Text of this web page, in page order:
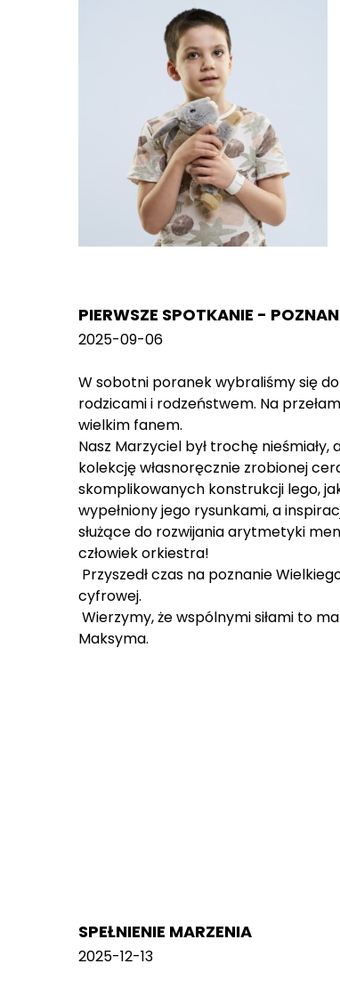
PIERWSZE SPOTKANIE -
2025-09-06
W sobotni poranek wybraliśmy się
rodzicami i rodzeństwem. Na
wielkim fanem.
Nasz Marzyciel był trochę
kolekcję własnoręcznie zrobionej
skomplikowanych konstrukcji lego,
wypełniony jego rysunkami, a
służące do rozwijania arytmetyki
człowiek orkiestra!
Przyszedł czas na poznanie
cyfrowej.
Wierzymy, że wspólnymi siłami to
Maksyma.
SPEŁNIENIE MARZENIA
2025-12-13